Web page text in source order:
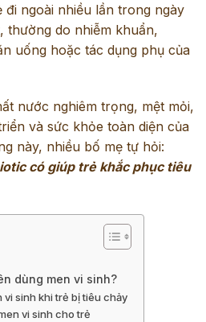
ngoài nhiều lần trong ngày
thường do nhiễm khuẩn,
uống hoặc tác dụng phụ của
nước nghiêm trọng, mệt mỏi,
và sức khỏe toàn diện của
này, nhiều bố mẹ tự hỏi:
có giúp trẻ khắc phục tiêu
dùng men vi sinh?
vi sinh khi trẻ bị tiêu chảy
vi sinh cho trẻ